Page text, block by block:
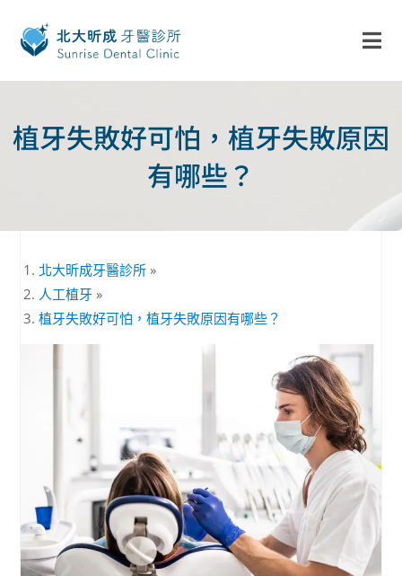
植牙失敗好可怕，植牙失敗原因
有哪些？
北大昕成牙醫診所 »
人工植牙 »
植牙失敗好可怕，植牙失敗原因有哪些？